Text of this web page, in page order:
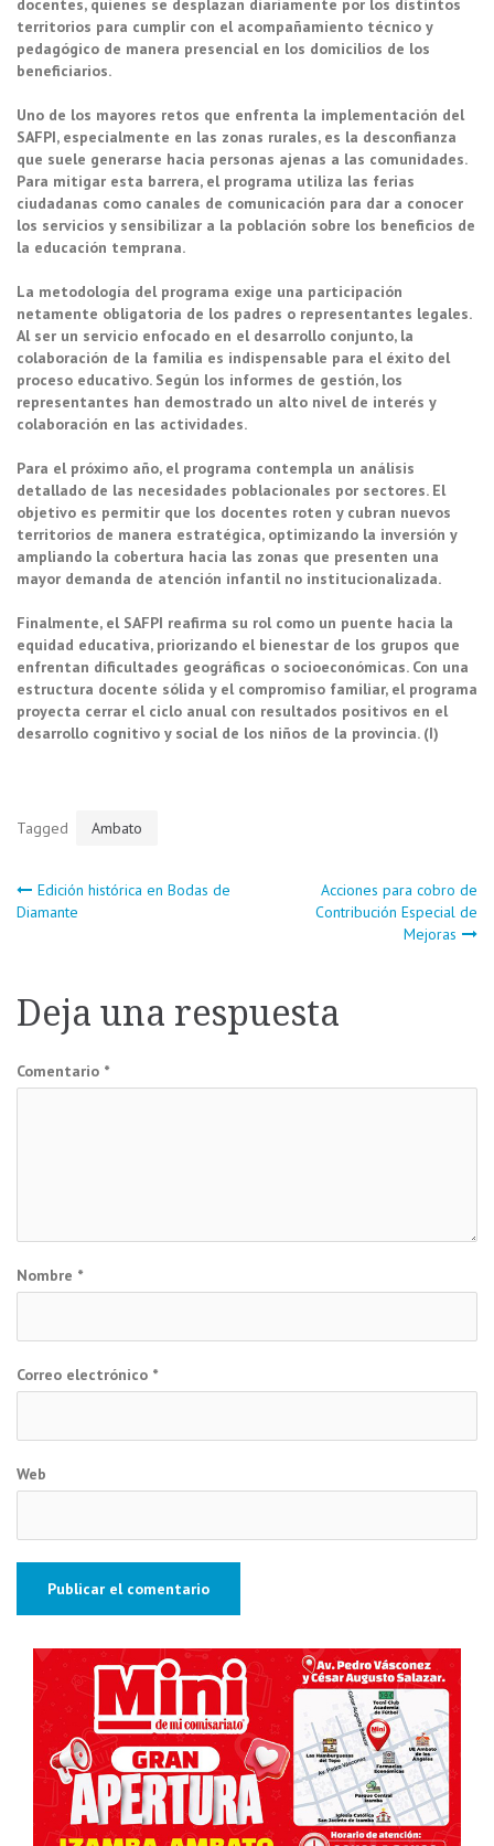
docentes, quienes se desplazan diariamente por los distintos
territorios para cumplir con el acompañamiento técnico y
pedagógico de manera presencial en los domicilios de los
beneficiarios.
Uno de los mayores retos que enfrenta la implementación del
SAFPI, especialmente en las zonas rurales, es la desconfianza
que suele generarse hacia personas ajenas a las comunidades.
Para mitigar esta barrera, el programa utiliza las ferias
ciudadanas como canales de comunicación para dar a conocer
los servicios y sensibilizar a la población sobre los beneficios de
la educación temprana.
La metodología del programa exige una participación
netamente obligatoria de los padres o representantes legales.
Al ser un servicio enfocado en el desarrollo conjunto, la
colaboración de la familia es indispensable para el éxito del
proceso educativo. Según los informes de gestión, los
representantes han demostrado un alto nivel de interés y
colaboración en las actividades.
Para el próximo año, el programa contempla un análisis
detallado de las necesidades poblacionales por sectores. El
objetivo es permitir que los docentes roten y cubran nuevos
territorios de manera estratégica, optimizando la inversión y
ampliando la cobertura hacia las zonas que presenten una
mayor demanda de atención infantil no institucionalizada.
Finalmente, el SAFPI reafirma su rol como un puente hacia la
equidad educativa, priorizando el bienestar de los grupos que
enfrentan dificultades geográficas o socioeconómicas. Con una
estructura docente sólida y el compromiso familiar, el programa
proyecta cerrar el ciclo anual con resultados positivos en el
desarrollo cognitivo y social de los niños de la provincia. (I)
Tagged Ambato
Navegación
entradas
Edición histórica en Bodas de
Diamante
Acciones para cobro de
Contribución Especial de
Mejoras
Deja una respuesta
Comentario *
Nombre *
Correo electrónico *
Web